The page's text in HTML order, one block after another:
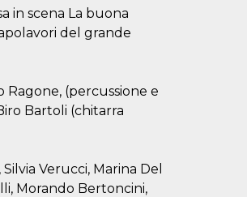
in scena La buona
del grande
(percussione e
Bartoli (chitarra
Verucci, Marina Del
Morando Bertoncini,